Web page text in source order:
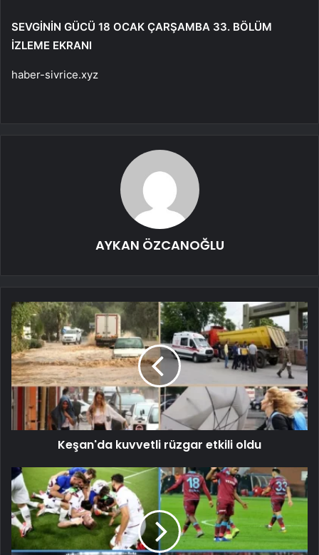
SEVGİNİN GÜCÜ 18 OCAK ÇARŞAMBA 33. BÖLÜM
İZLEME EKRANI
haber-sivrice.xyz
AYKAN ÖZCANOĞLU
Keşan'da kuvvetli rüzgar etkili oldu